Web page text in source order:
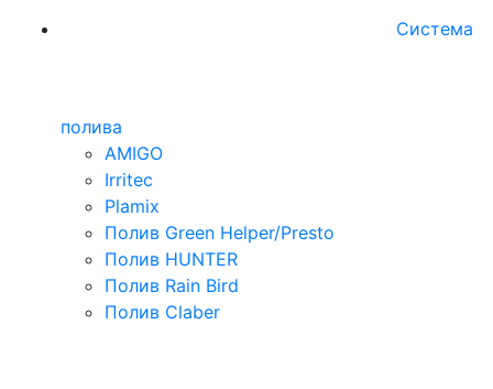
Система
полива
AMIGO
Irritec
Plamix
Полив Green Helper/Presto
Полив HUNTER
Полив Rain Bird
Полив Claber